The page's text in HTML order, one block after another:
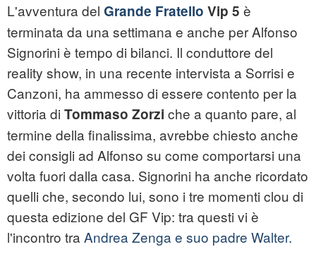
L'avventura del Grande Fratello Vip 5 è
terminata da una settimana e anche per Alfonso
Signorini è tempo di bilanci. Il conduttore del
reality show, in una recente intervista a Sorrisi e
Canzoni, ha ammesso di essere contento per la
vittoria di Tommaso Zorzi che a quanto pare, al
termine della finalissima, avrebbe chiesto anche
dei consigli ad Alfonso su come comportarsi una
volta fuori dalla casa. Signorini ha anche ricordato
quelli che, secondo lui, sono i tre momenti clou di
questa edizione del GF Vip: tra questi vi è
l'incontro tra Andrea Zenga e suo padre Walter.